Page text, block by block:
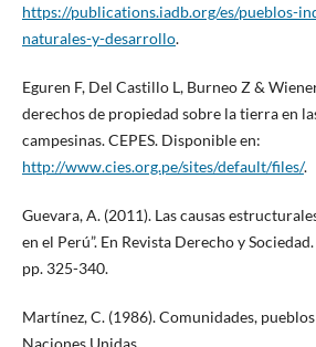
https://publications.iadb.org/es/pueblos-
naturales-y-desarrollo.
Eguren F, Del Castillo L, Burneo Z &
derechos de propiedad sobre la tierra en
campesinas. CEPES. Disponible en:
http://www.cies.org.pe/sites/default/files/.
Guevara, A. (2011). Las causas
en el Perú”. En Revista Derecho y
pp. 325-340.
Martínez, C. (1986). Comunidades,